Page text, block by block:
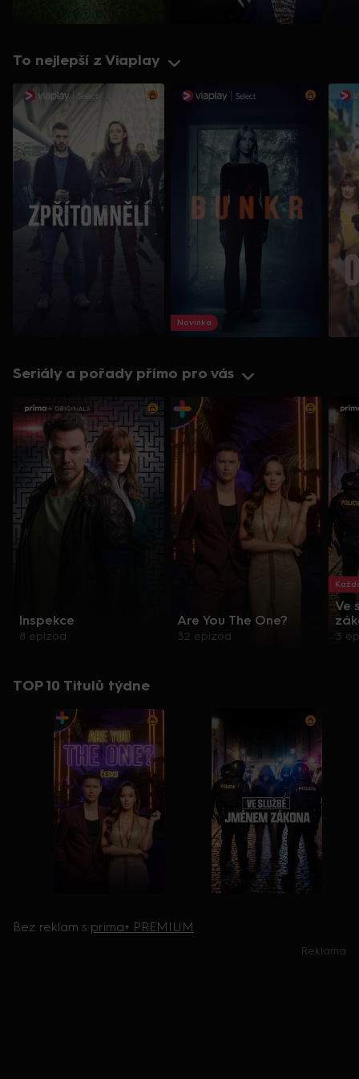
To nejlepší z Viaplay
Novinka
Seriály a pořady přímo pro vás
Inspekce
8 epizod
Are You The One?
32 epizod
Ve
3
TOP 10 Titulů týdne
Bez reklam s prima+ PREMIUM
Reklama